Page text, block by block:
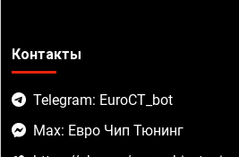
Контакты
Telegram: EuroCT_bot
Max: Евро Чип Тюнинг